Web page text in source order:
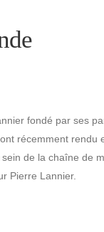
fondé par ses
récemment rendu
de la chaîne de
Pierre Lannier.